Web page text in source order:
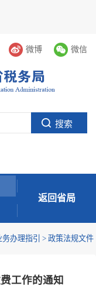
微博 微信
返回省局
办理指引 > 政策法规文件
工作的通知